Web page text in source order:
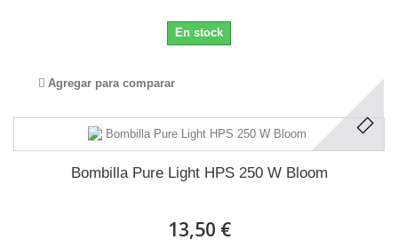
En stock
Agregar para comparar
Bombilla Pure Light HPS 250 W Bloom
13,50 €